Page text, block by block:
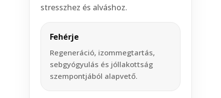
stresszhez és alváshoz.
Fehérje
Regeneráció, izommegtartás,
sebgyógyulás és jóllakottság
szempontjából alapvető.